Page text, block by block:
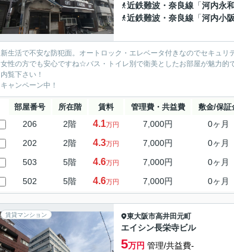
近鉄難波・奈良線 「河内永
近鉄難波・奈良線 「河内小阪
新生活で不安な防犯面。オートロック・エレベータ付きなのでセキュリ
女性の方でも安心ですね☆バス・トイレ別で衛美としたお部屋が魅力
内覧下さい！
キャンペーン中！
部屋番号 所在階 賃料 管理費・共益費 敷金/保証
206 2階 4.1万円 7,000円 0ヶ月
202 2階 4.3万円 7,000円 0ヶ月
503 5階 4.6万円 7,000円 0ヶ月
502 5階 4.6万円 7,000円 0ヶ月
賃貸マンション 東大阪市高井田元町
エイシン長栄寺ビル
5万円 管理/共益費-